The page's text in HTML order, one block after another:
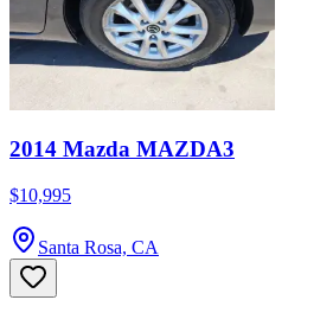
2014 Mazda MAZDA3
$10,995
Santa Rosa, CA